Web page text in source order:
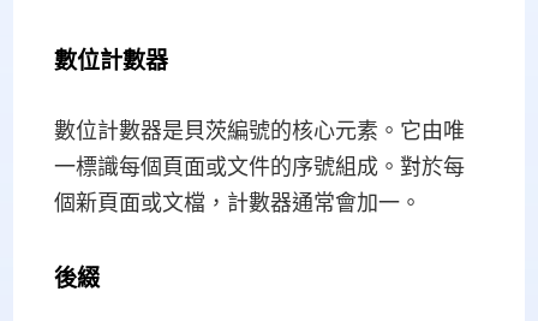
數位計數器
數位計數器是貝茨編號的核心元素。它由唯
一標識每個頁面或文件的序號組成。對於每
個新頁面或文檔，計數器通常會加一。
後綴